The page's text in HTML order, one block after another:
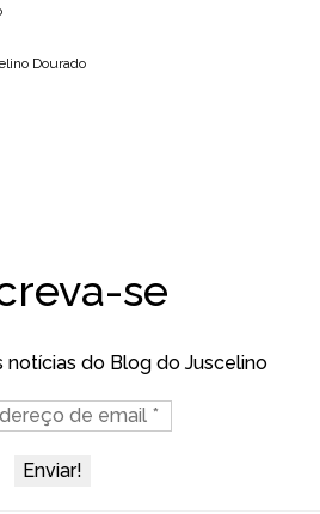
Dourado
se
notícias do Blog do Juscelino